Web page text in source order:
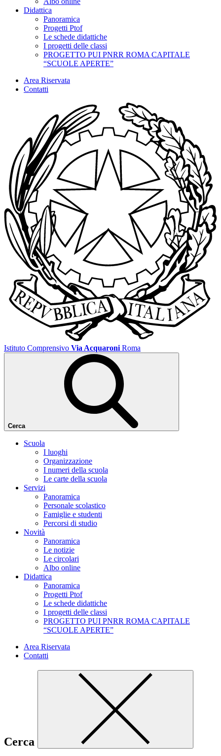
Didattica
Panoramica
Progetti Ptof
Le schede didattiche
I progetti delle classi
PROGETTO PUI PNRR ROMA CAPITALE
“SCUOLE APERTE”
Area Riservata
Contatti
Istituto Comprensivo Via Acquaroni Roma
Cerca
Scuola
I luoghi
Organizzazione
I numeri della scuola
Le carte della scuola
Servizi
Panoramica
Personale scolastico
Famiglie e studenti
Percorsi di studio
Novità
Panoramica
Le notizie
Le circolari
Albo online
Didattica
Panoramica
Progetti Ptof
Le schede didattiche
I progetti delle classi
PROGETTO PUI PNRR ROMA CAPITALE
“SCUOLE APERTE”
Area Riservata
Contatti
Cerca